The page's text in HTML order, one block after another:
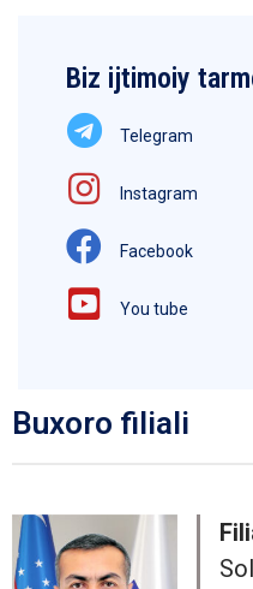
Biz ijtimoiy
Telegram
Instagram
Facebook
You tube
Buxoro filiali